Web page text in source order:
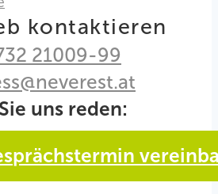
kontaktieren
21009-99
uns reden: